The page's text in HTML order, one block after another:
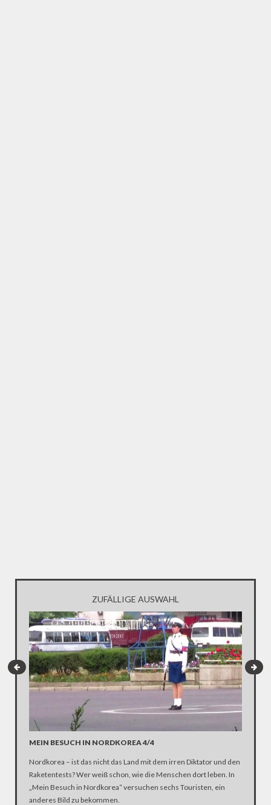
ZUFÄLLIGE AUSWAHL
MEIN BESUCH IN NORDKOREA 4/4
Nordkorea – ist das nicht das Land mit dem irren Diktator und den
Raketentests? Wer weiß schon, wie die Menschen dort leben. In
„Mein Besuch in Nordkorea“ versuchen sechs Touristen, ein
anderes Bild zu bekommen.